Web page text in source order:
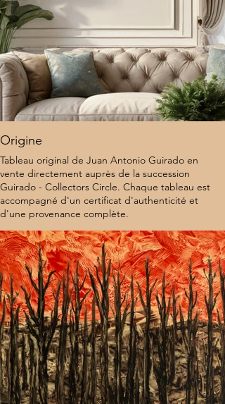
Origine
Tableau original de Juan Antonio Guirado en
vente directement auprès de la succession
Guirado - Collectors Circle. Chaque tableau est
accompagné d'un certificat d'authenticité et
d'une provenance complète.
10 000 $